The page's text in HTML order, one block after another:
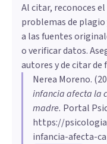
Al citar, reconoces
problemas de
a las fuentes
o verificar datos.
autores y de citar de
Nerea Moreno. (
infancia afecta la
madre. Portal
https://
infancia-afecta-